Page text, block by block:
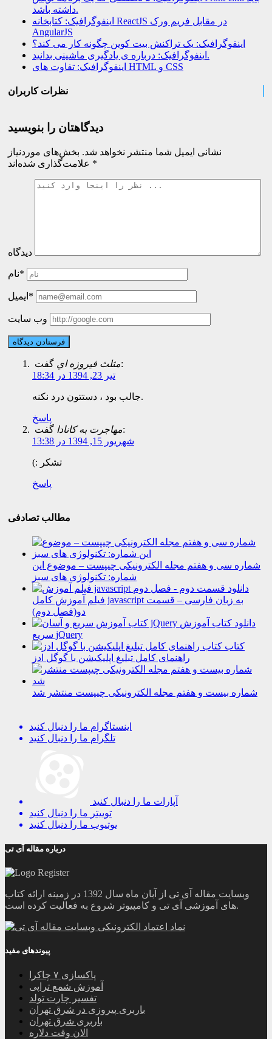
داشته باشد.
اینفوگرافیک: کتابخانه ReactJS در مقابل فریم ورک
AngularJS
اینفوگرافیک: یک تراکنش بیت کوین چگونه کار می کند؟
اینفوگرافیک: درباره ی یادگیری ماشینی بدانید.
اینفوگرافیک: تفاوت های HTML و CSS
نظرات کاربران
دیدگاهتان را بنویسید
نشانی ایمیل شما منتشر نخواهد شد. بخش‌های موردنیاز
*
دیدگاه
نام*
ایمیل*
وب سایت
مثلث فيروزه ايگفت:
تیر 23, 1394 در 18:34
جالب بود ، دستتون درد نکنه.
پاسخ
مهاجرت به کاناداگفت:
شهریور 15, 1394 در 13:38
(: تشکر
پاسخ
مطالب تصادفی
شماره سی و هفتم مجله الکترونیکی چیپست – موضوع این
شماره: تکنولوژی های سبز
دانلود
فیلم آموزش کامل javascript به زبان فارسی – قسمت
دو(فصل دوم)
دانلود کتاب آموزش
سریع jQuery
کتاب
راهنمای کامل تبلیغ اپلیکیشن با گوگل ادز
شماره بیست و هفتم مجله الکترونیکی چیپست منتشر شد
اینستاگرام ما را دنبال کنید
تلگرام ما را دنبال کنید
آپارات ما را دنبال کنید
توییتر ما را دنبال کنید
یوتیوب ما را دنبال کنید
درباره مقاله آی تی
وبسایت مقاله آی تی از آبان ماه سال 1392 در زمینه ارائه کتاب
های آموزشی آی تی و کامپیوتر شروع به فعالیت کرده است.
پیوندهای مفید
پاکسازی ۷ چاکرا
آموزش شمع تراپی
تفسیر چارت تولد
باربری پیروزی در شرق تهران
باربری شرق تهران
الان وقت دلاره